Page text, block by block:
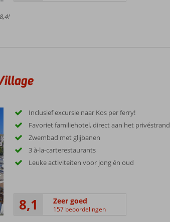
Inclusief excursie naar Kos per ferry!
Favoriet familiehotel, direct aan het privéstrand
Zwembad met glijbanen
3 à-la-carterestaurants
Leuke activiteiten voor jong én oud
8,1 Zeer goed
157 beoordelingen